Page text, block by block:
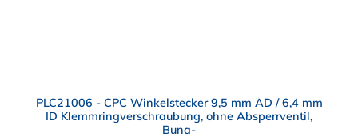
PLC21006 - CPC Winkelstecker 9,5 mm AD / 6,4 mm
ID Klemmringverschraubung, ohne Absperrventil,
Buna-